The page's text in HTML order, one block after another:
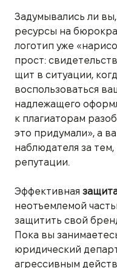
Задумывались ли
ресурсы на
логотип уже
прост:
щит в ситуации,
воспользоваться
надлежащего
к плагиаторам
это придумали», а
наблюдателя за
репутации.
Эффективная
неотъемлемой
защитить свой
Пока вы
юридический
агрессивным